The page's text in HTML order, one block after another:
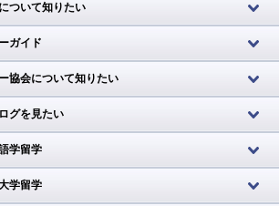
ついて知りたい
ガイド
協会について知りたい
グを見たい
学留学
学留学